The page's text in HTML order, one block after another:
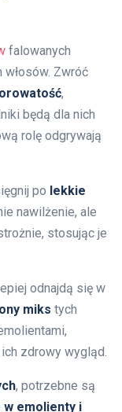
falowanych
Zwróć
,
będą dla nich
rolę odgrywają
po lekkie
nawilżenie, ale
stosując je
odnajdą się w
miks tych
zdrowy wygląd.
, potrzebne są
emolienty i